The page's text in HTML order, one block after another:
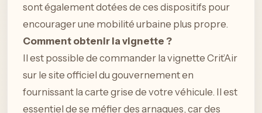
sont également dotées de ces dispositifs pour
encourager une mobilité urbaine plus propre.
Comment obtenir la vignette ?
Il est possible de commander la vignette Crit’Air
sur le site officiel du gouvernement en
fournissant la carte grise de votre véhicule. Il est
essentiel de se méfier des arnaques, car des